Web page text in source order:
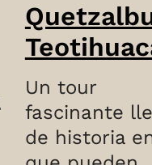
Un tour
fascinante
de historia